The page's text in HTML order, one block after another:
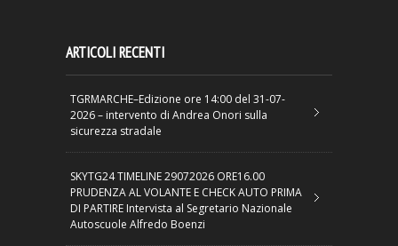
ARTICOLI RECENTI
TGRMARCHE–Edizione ore 14:00 del 31-07-
2026 – intervento di Andrea Onori sulla
sicurezza stradale
SKYTG24 TIMELINE 29072026 ORE16.00
PRUDENZA AL VOLANTE E CHECK AUTO PRIMA
DI PARTIRE Intervista al Segretario Nazionale
Autoscuole Alfredo Boenzi